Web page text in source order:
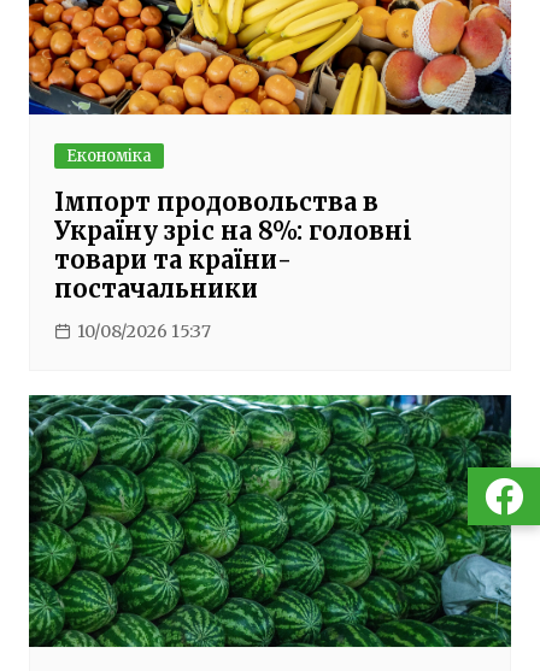
Економіка
Імпорт продовольства в
Україну зріс на 8%: головні
товари та країни-
постачальники
10/08/2026 15:37